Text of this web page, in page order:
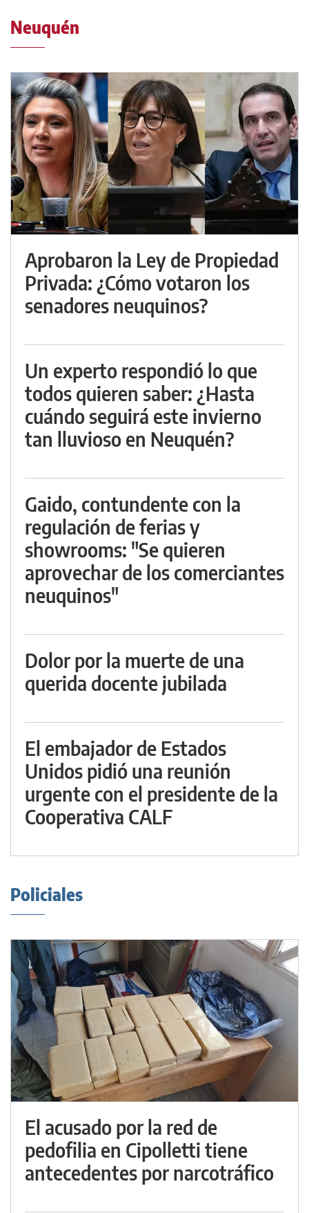
Neuquén
Aprobaron la Ley de Propiedad
Privada: ¿Cómo votaron los
senadores neuquinos?
Un experto respondió lo que
todos quieren saber: ¿Hasta
cuándo seguirá este invierno
tan lluvioso en Neuquén?
Gaido, contundente con la
regulación de ferias y
showrooms: "Se quieren
aprovechar de los comerciantes
neuquinos"
Dolor por la muerte de una
querida docente jubilada
El embajador de Estados
Unidos pidió una reunión
urgente con el presidente de la
Cooperativa CALF
Policiales
El acusado por la red de
pedofilia en Cipolletti tiene
antecedentes por narcotráfico